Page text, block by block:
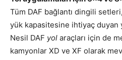
Tüm DAF bağlantı dingili
yük kapasitesine ihtiyaç
Nesil DAF yol araçları için de
kamyonlar XD ve XF olarak